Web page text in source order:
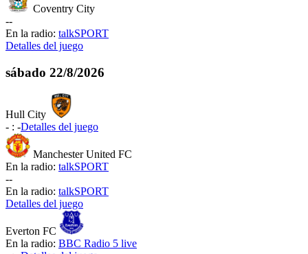
Coventry City
--
En la radio: talkSPORT
Detalles del juego
sábado 22/8/2026
Hull City
- : -Detalles del juego
Manchester United FC
En la radio: talkSPORT
--
En la radio: talkSPORT
Detalles del juego
Everton FC
En la radio: BBC Radio 5 live